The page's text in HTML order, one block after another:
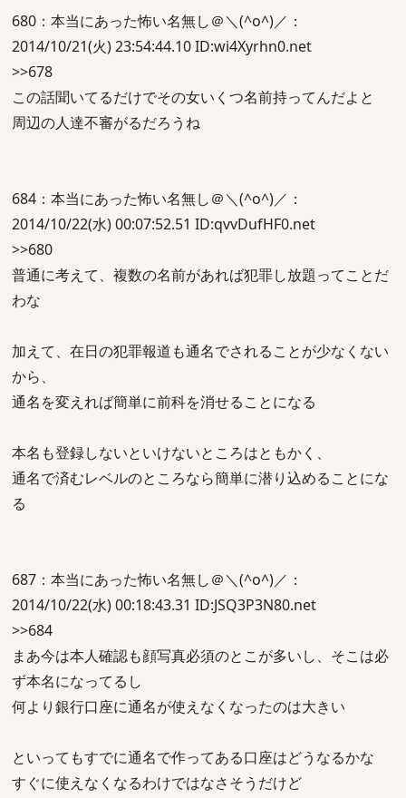
680：本当にあった怖い名無し＠＼(^o^)／：
2014/10/21(火) 23:54:44.10 ID:wi4Xyrhn0.net
>>678
この話聞いてるだけでその女いくつ名前持ってんだよと
周辺の人達不審がるだろうね
684：本当にあった怖い名無し＠＼(^o^)／：
2014/10/22(水) 00:07:52.51 ID:qvvDufHF0.net
>>680
普通に考えて、複数の名前があれば犯罪し放題ってことだ
わな
加えて、在日の犯罪報道も通名でされることが少なくない
から、
通名を変えれば簡単に前科を消せることになる
本名も登録しないといけないところはともかく、
通名で済むレベルのところなら簡単に潜り込めることにな
る
687：本当にあった怖い名無し＠＼(^o^)／：
2014/10/22(水) 00:18:43.31 ID:JSQ3P3N80.net
>>684
まあ今は本人確認も顔写真必須のとこが多いし、そこは必
ず本名になってるし
何より銀行口座に通名が使えなくなったのは大きい
といってもすでに通名で作ってある口座はどうなるかな
すぐに使えなくなるわけではなさそうだけど